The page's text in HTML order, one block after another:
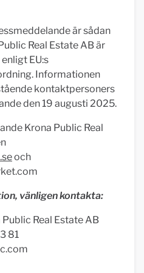
är sådan
Real Estate AB är
EU:s
Informationen
kontaktpersoners
den 19 augusti 2025.
Krona Public Real
och
vänligen kontakta:
Real Estate AB
81